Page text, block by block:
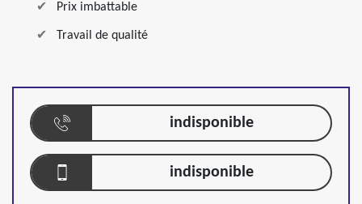
Prix imbattable
Travail de qualité
indisponible
indisponible